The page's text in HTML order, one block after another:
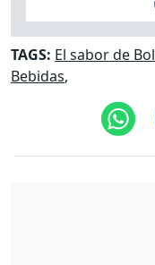
TAGS: El sabor de
Bebidas,